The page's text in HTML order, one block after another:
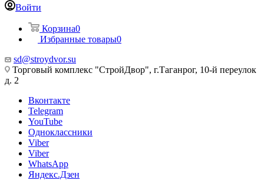
Войти
Корзина0
Избранные товары0
sd@stroydvor.su
Торговый комплекс "СтройДвор", г.Таганрог, 10-й переулок
д. 2
Вконтакте
Telegram
YouTube
Одноклассники
Viber
Viber
WhatsApp
Яндекс.Дзен